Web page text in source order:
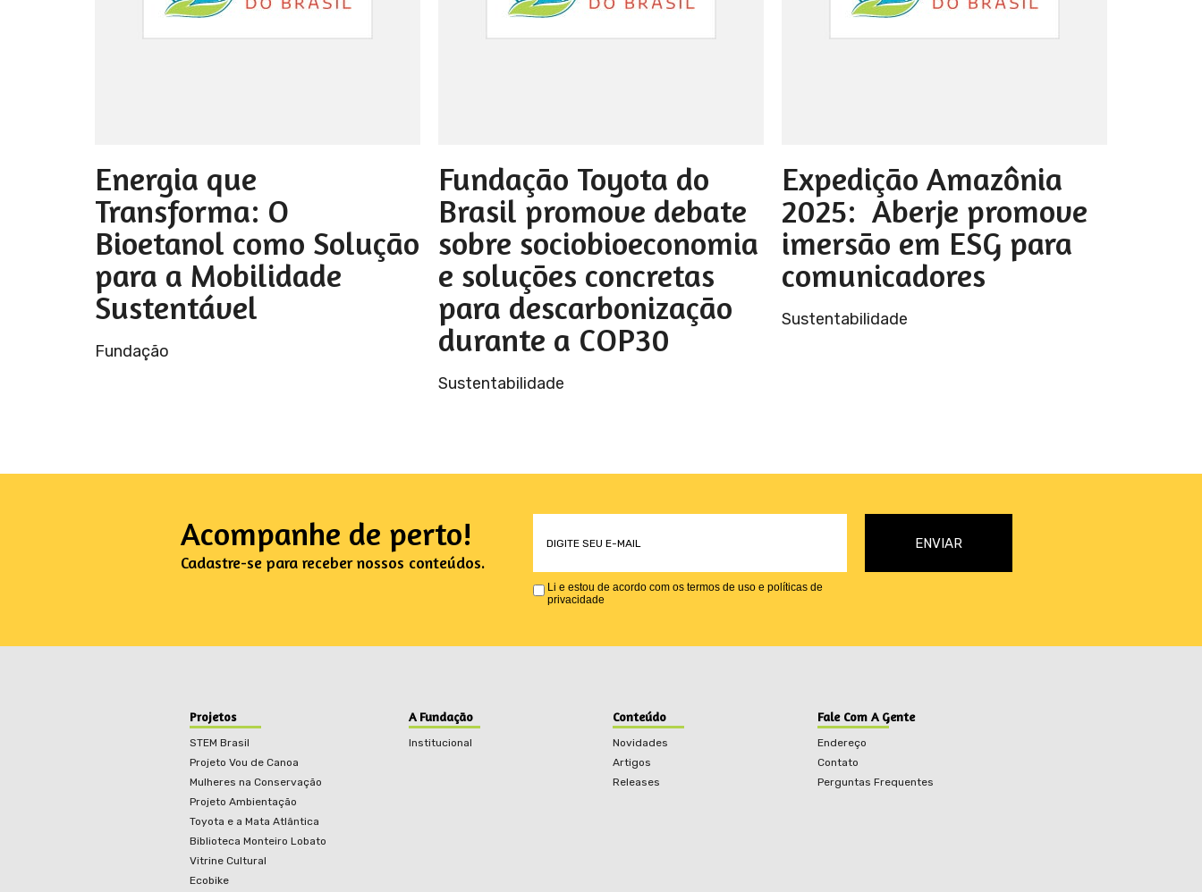
Energia que
Transforma: O
Bioetanol como Solução
para a Mobilidade
Sustentável
Fundação
Fundação Toyota do
Brasil promove debate
sobre sociobioeconomia
e soluções concretas
para descarbonização
durante a COP30
Sustentabilidade
Expedição Amazônia
2025: Aberje promove
imersão em ESG para
comunicadores
Sustentabilidade
Acompanhe de perto!
Cadastre-se para receber nossos conteúdos.
Li e estou de acordo com os termos de uso e políticas de
privacidade
Projetos
STEM Brasil
Projeto Vou de Canoa
Mulheres na Conservação
Projeto Ambientação
Toyota e a Mata Atlântica
Biblioteca Monteiro Lobato
Vitrine Cultural
Ecobike
A Fundação
Institucional
Conteúdo
Novidades
Artigos
Releases
Fale Com A Gente
Endereço
Contato
Perguntas Frequentes